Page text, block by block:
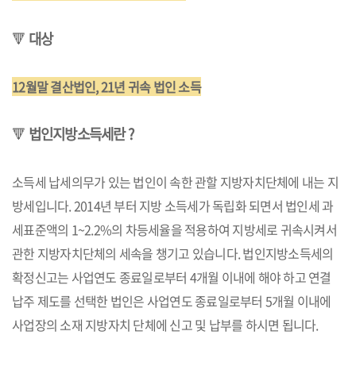
🔻 대상
12월말 결산법인, 21년 귀속 법인 소득
🔻 법인지방소득세란 ?
소득세 납세의무가 있는 법인이 속한 관할 지방자치단체에 내는 지
방세입니다. 2014년 부터 지방 소득세가 독립화 되면서 법인세 과
세표준액의 1~2.2%의 차등세율을 적용하여 지방세로 귀속시켜서
관한 지방자치단체의 세속을 챙기고 있습니다. 법인지방소득세의
확정신고는 사업연도 종료일로부터 4개월 이내에 해야 하고 연결
납주 제도를 선택한 법인은 사업연도 종료일로부터 5개월 이내에
사업장의 소재 지방자치 단체에 신고 및 납부를 하시면 됩니다.